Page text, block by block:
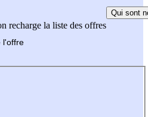
recharge la liste des offres
Qui sont
l'offre